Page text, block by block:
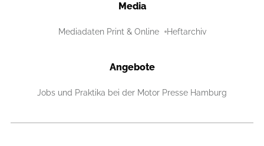
Media
Mediadaten Print & Online Heftarchiv
Angebote
Jobs und Praktika bei der Motor Presse Hamburg